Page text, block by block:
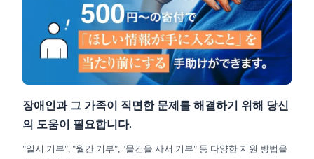
장애인과 그 가족이 직면한 문제를 해결하기 위해 당신
의 도움이 필요합니다.
"일시 기부", "월간 기부", "물건을 사서 기부" 등 다양한 지원 방법을